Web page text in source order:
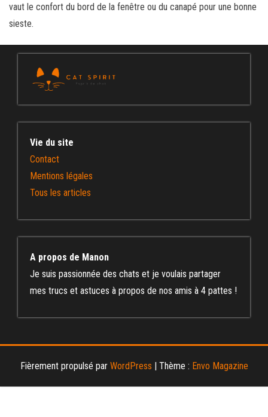
vaut le confort du bord de la fenêtre ou du canapé pour une bonne
sieste.
Vie du site
Contact
Mentions légales
Tous les articles
A propos de Manon
Je suis passionnée des chats et je voulais partager
mes trucs et astuces à propos de nos amis à 4 pattes !
Fièrement propulsé par WordPress | Thème : Envo Magazine